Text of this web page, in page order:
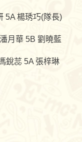
5A 楊琇巧(隊長)
華 5B 劉曉藍
蕊 5A 張梓琳